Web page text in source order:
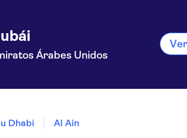
Árabes Unidos
Dhabi
Al Ain